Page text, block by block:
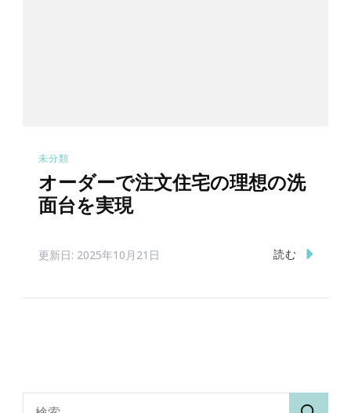
未分類
オーダーで注文住宅の理想の洗
面台を実現
更新日: 2025年10月21日 読む